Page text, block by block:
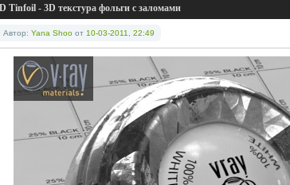
Tinfoil - 3D текстура фольги с заломами
Автор: Yana Shooот 10-03-2011, 22:49